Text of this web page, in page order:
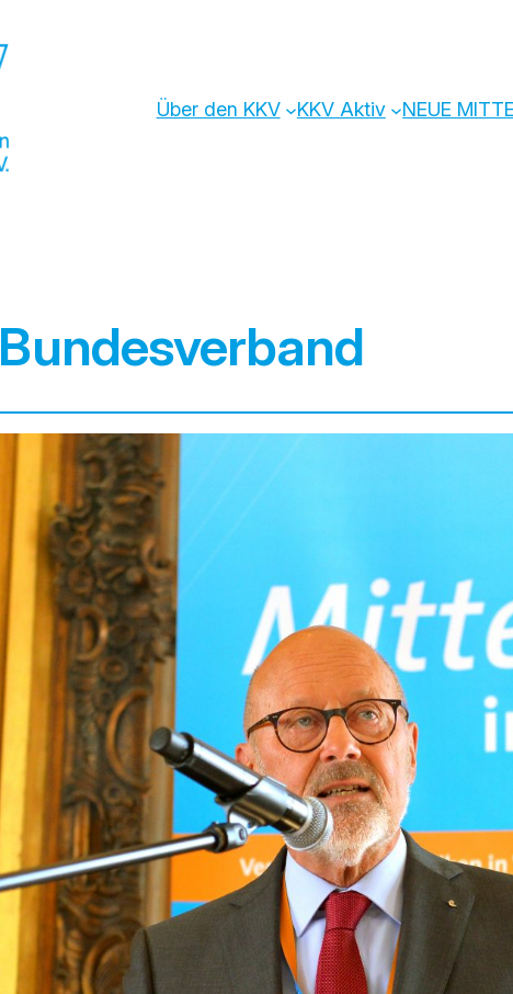
Über den KKV KKV Aktiv NEUE
Bundesverband